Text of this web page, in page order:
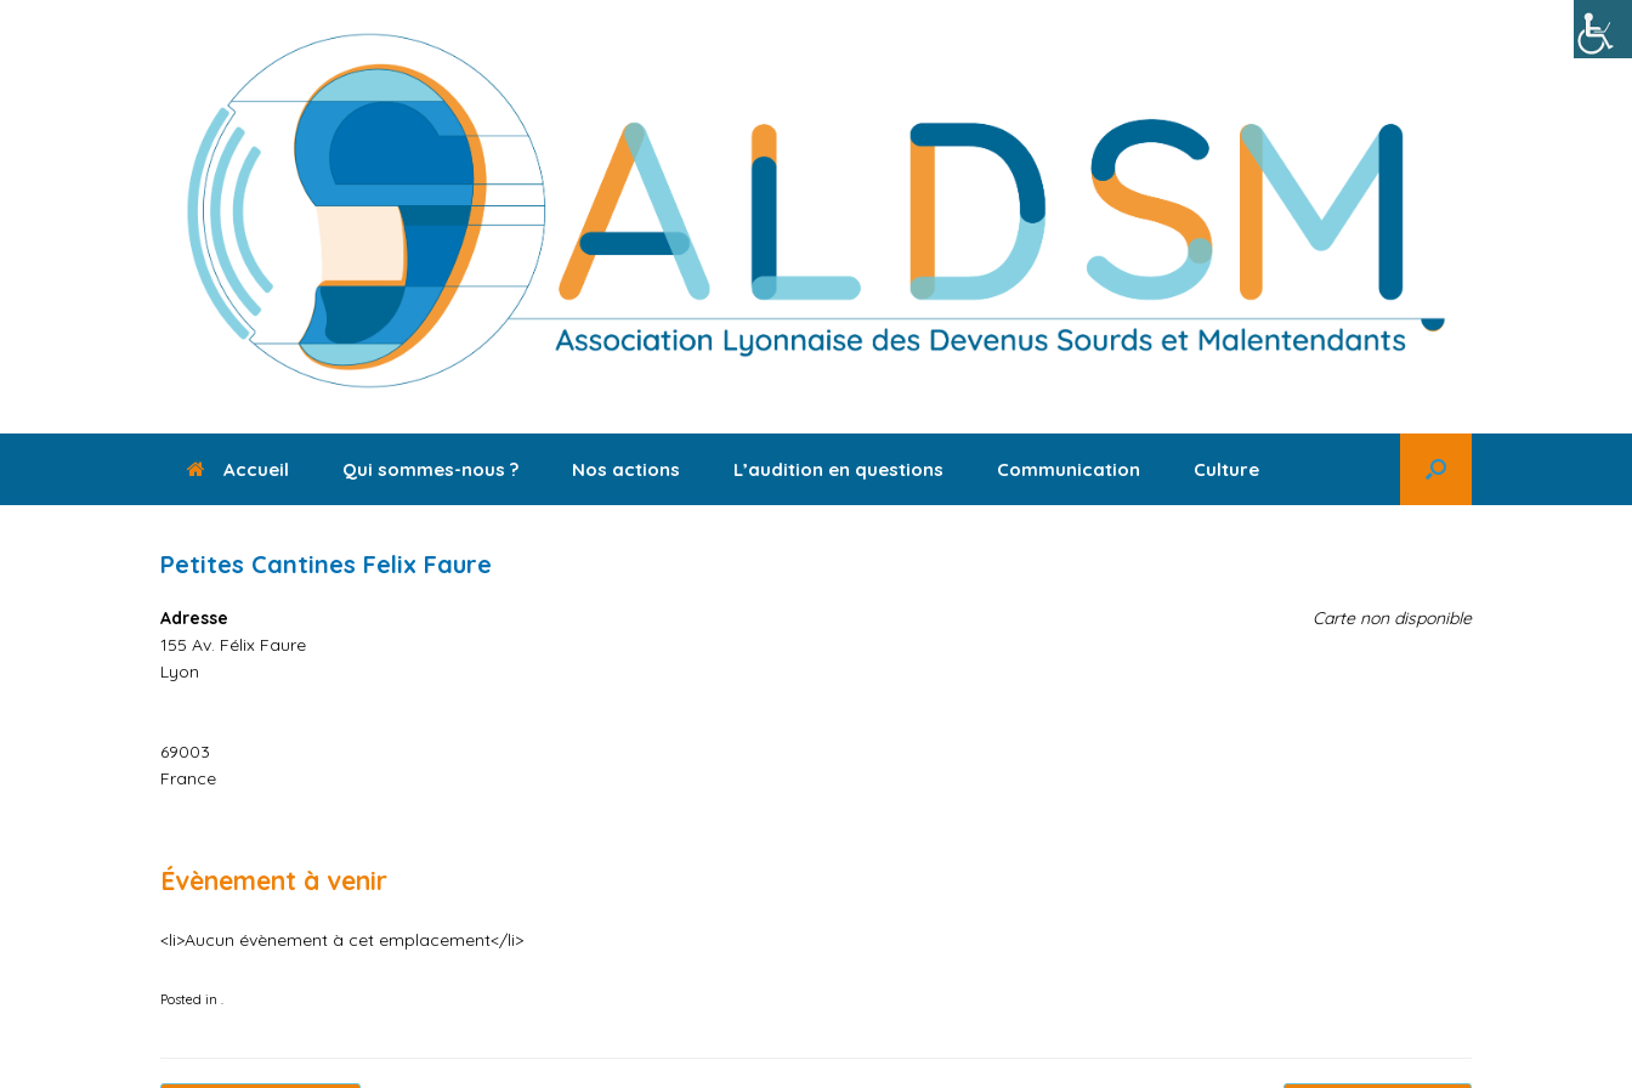
Accueil Qui sommes-nous ? Nos actions L’audition en questions Communication Culture
Petites Cantines Felix Faure
Carte non disponible
Adresse
155 Av. Félix Faure
Lyon
69003
France
Évènement à venir
<li>Aucun évènement à cet emplacement</li>
Posted in .